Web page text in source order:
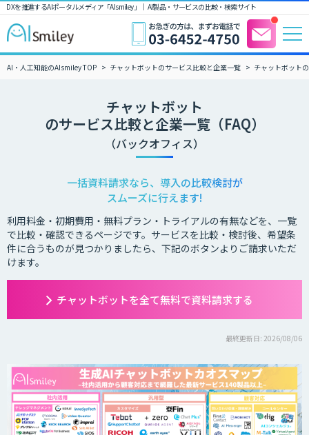
DXを推進するAIポータルメディア「AIsmiley」｜ AI製品・サービスの比較・検索サイト
AI・人工知能のAIsmiley TOP チャットボットのサービス比較と企業一覧 チャットボット
チャットボット
のサービス比較と企業一覧（FAQ）
（バックオフィス）
一括資料請求なら、導入の比較検討が
スムーズに行えます!
利用料金・初期費用・無料プラン・トライアルの有無などを、一覧
で比較・確認できるページです。サービスを比較・検討後、希望条
件に合うものが見つかりましたら、下記のボタンよりご請求いただ
けます。
チャットボットを全て無料で資料請求する
最終更新日: 2026/08/06